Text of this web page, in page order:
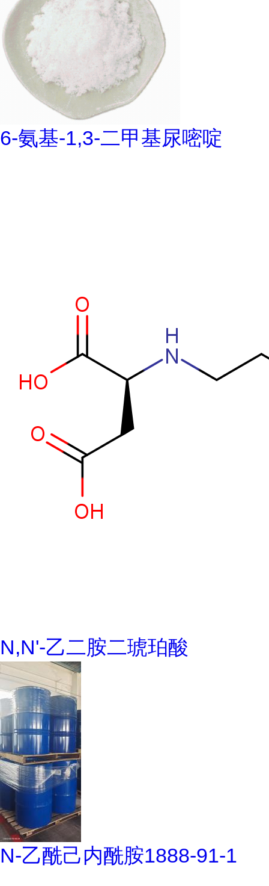
6-氨基-1,3-二甲基尿嘧啶
N,N'-乙二胺二琥珀酸
N-乙酰己内酰胺1888-91-1